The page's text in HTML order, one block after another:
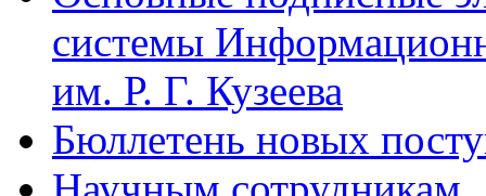
системы
им. Р. Г. Кузеева
Бюллетень новых